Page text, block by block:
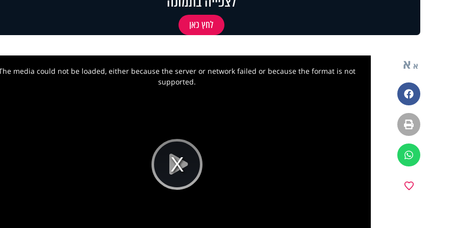
לחץ כאן
א א
פייסבוק
הדפסה
ווטסאפ
Play
media could not be loaded, either because the server or network failed or because the format is not
supported.